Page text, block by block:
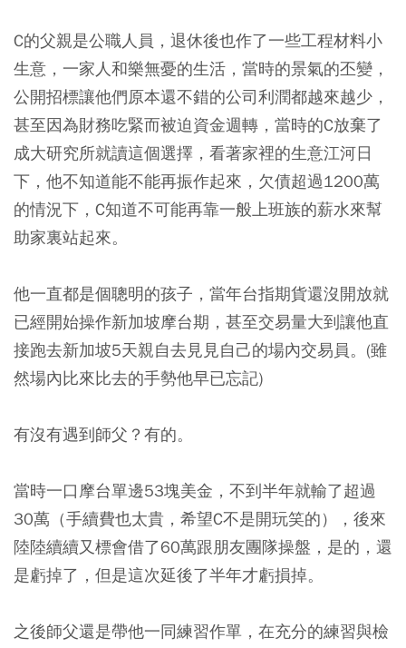
C的父親是公職人員，退休後也作了一些工程材料小
生意，一家人和樂無憂的生活，當時的景氣的丕變，
公開招標讓他們原本還不錯的公司利潤都越來越少，
甚至因為財務吃緊而被迫資金週轉，當時的C放棄了
成大研究所就讀這個選擇，看著家裡的生意江河日
下，他不知道能不能再振作起來，欠債超過1200萬
的情況下，C知道不可能再靠一般上班族的薪水來幫
助家裏站起來。
他一直都是個聰明的孩子，當年台指期貨還沒開放就
已經開始操作新加坡摩台期，甚至交易量大到讓他直
接跑去新加坡5天親自去見見自己的場內交易員。(雖
然場內比來比去的手勢他早已忘記)
有沒有遇到師父？有的。
當時一口摩台單邊53塊美金，不到半年就輸了超過
30萬（手續費也太貴，希望C不是開玩笑的），後來
陸陸續續又標會借了60萬跟朋友團隊操盤，是的，還
是虧掉了，但是這次延後了半年才虧損掉。
之後師父還是帶他一同練習作單，在充分的練習與檢